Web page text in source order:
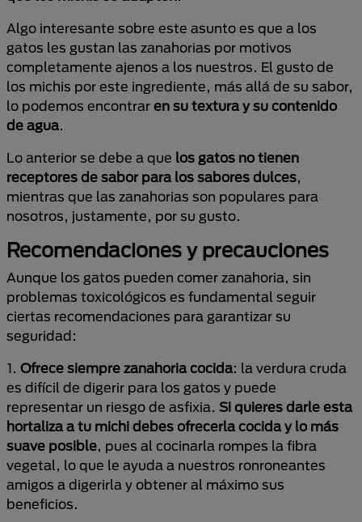
Algo interesante sobre este asunto es que a los
gatos les gustan las zanahorias por motivos
completamente ajenos a los nuestros. El gusto de
los michis por este ingrediente, más allá de su sabor,
lo podemos encontrar en su textura y su contenido
de agua
Lo anterior se debe a que los gatos no tienen
receptores de sabor para los sabores dulces
mientras que las zanahorias son populares para
nosotros, justamente, por su gusto.
Recomendaciones y precauciones
Aunque los gatos pueden comer zanahoria, sin
problemas toxicológicos es fundamental seguir
ciertas recomendaciones para garantizar su
seguridad:
1. Ofrece siempre zanahoria cocida: la verdura cruda
es difícil de digerir para los gatos y puede
representar un riesgo de asfixia.
Si quieres darle esta
hortaliza a tu michi debes ofrecerla cocida y lo más
suave posible , pues al cocinarla rompes la fibra
vegetal, lo que le ayuda a nuestros ronroneantes
amigos a digerirla y obtener al máximo sus
beneficios.